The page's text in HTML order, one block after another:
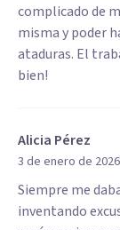
complicado de
misma y poder
ataduras. El
bien!
Alicia Pérez
3 de enero de 2026
Siempre me
inventando